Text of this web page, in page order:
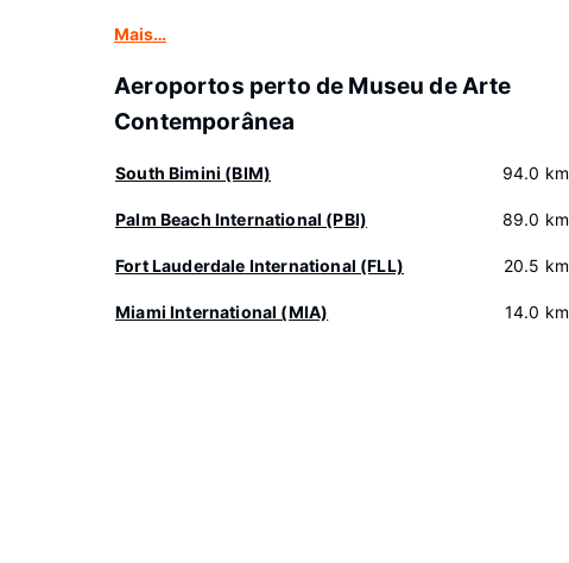
Mais…
Aeroportos perto de Museu de Arte
Contemporânea
South Bimini (BIM) 94.0 km
Palm Beach International (PBI) 89.0 km
Fort Lauderdale International (FLL) 20.5 km
Miami International (MIA) 14.0 km